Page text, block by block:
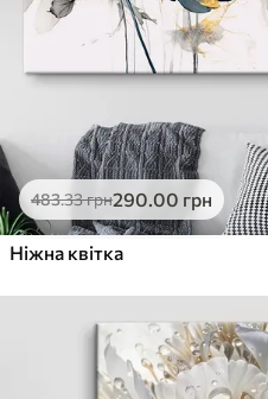
483.33грн290.00 грн
Ніжна квітка